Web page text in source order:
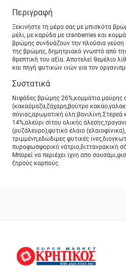
Περιγραφή
Ξεκινήστε τη μέρα σας με μπισκότα
μέλι, με καρύδα με cranberries και
βρώμης συνδυάζουν την πλούσια γεύση
της βρώμης, δημητριακό γνωστό από
θρεπτική του αξία. Αποτελεί θεμέλιο
και πηγή φυτικών ινών για τον
Συστατικά
Νιφάδες βρώμης 26%,κομμάτια μαύρης
(κακαόμαζα,ζάχαρη,βούτρο
σόγιας,αρωματική
14%,αλεύρι σίτου ολικής
(ρυζάλευρο),φυτικό έλαιο
τριμμένη,εδώδιμες φυτικές
πυροφωσφορικό νάτριο,διττανρακική
Μπορεί να περιέχει ίχνη απο
ξηρούς καρπούς.